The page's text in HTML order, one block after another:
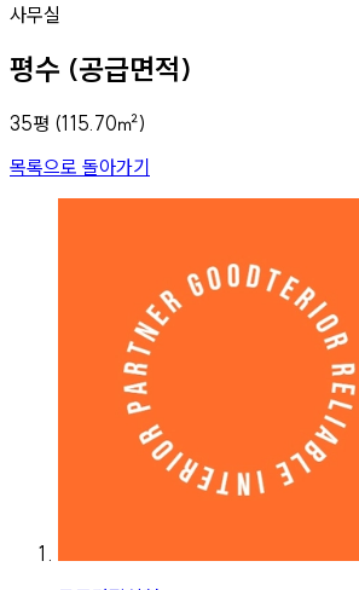
사무실
평수 (공급면적)
35평 (115.70㎡)
목록으로 돌아가기